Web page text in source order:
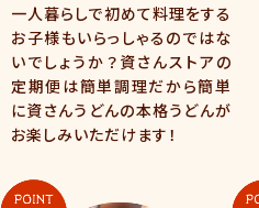
一人暮らしで初めて料理をする
お子様もいらっしゃるのではな
いでしょうか？資さんストアの
定期便は簡単調理だから簡単
に資さんうどんの本格うどんが
お楽しみいただけます！